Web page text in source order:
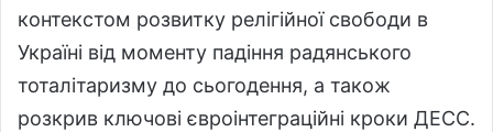
контекстом розвитку релігійної свободи в
Україні від моменту падіння радянського
тоталітаризму до сьогодення, а також
розкрив ключові євроінтеграційні кроки ДЕСС.